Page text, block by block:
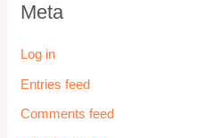
Meta
Log in
Entries feed
Comments feed